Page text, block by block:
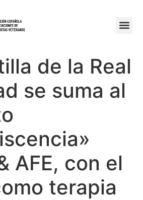
de la Real
se suma al
AFE, con el
terapia